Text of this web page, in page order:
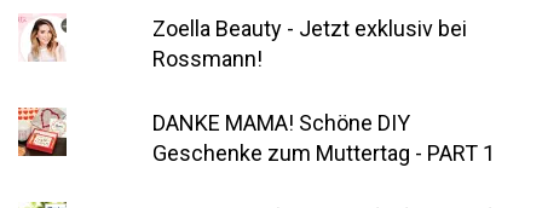
Zoella Beauty - Jetzt exklusiv bei
Rossmann!
DANKE MAMA! Schöne DIY
Geschenke zum Muttertag - PART 1